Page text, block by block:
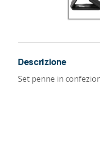
Descrizione
Set penne in